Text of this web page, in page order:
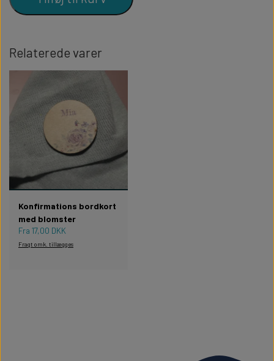
Relaterede varer
Konfirmations bordkort
med blomster
Fra 17,00 DKK
Fragt omk. tillægges